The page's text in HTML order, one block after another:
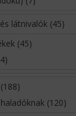
látnivalók(45)
(45)
(120)